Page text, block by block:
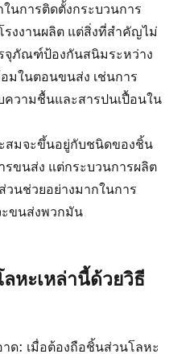
นการติดตั้งกระบวนการ
งงานผลิต แต่สิ่งที่สำคัญไม่
จุภัณฑ์ป้องกันสนิมระหว่าง
มในตอนขนส่ง เช่นการ
วามชื้นและสารปนเปื้อนใน
มจะขึ้นอยู่กับชนิดของชิ้น
ขนส่ง แต่กระบวนการผลิต
นช่วยอย่างมากในการ
ขนส่งพวกมัน
หะเหล่านี้ด้วยวิธี
ด: เมื่อต้องถือชิ้นส่วนโลหะ